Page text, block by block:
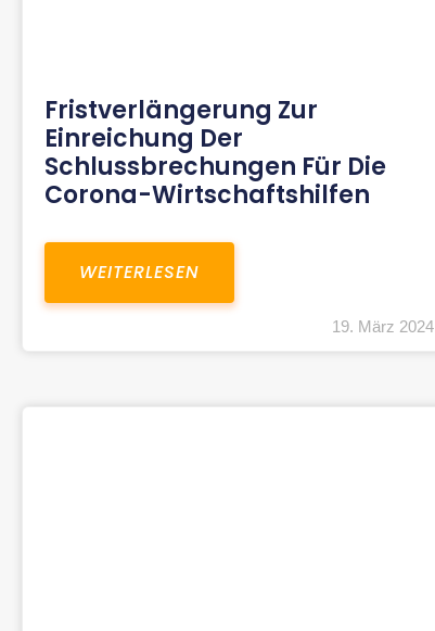
Fristverlängerung Zur
Einreichung Der
Schlussbrechungen Für Die
Corona-Wirtschaftshilfen
WEITERLESEN
19. März 2024